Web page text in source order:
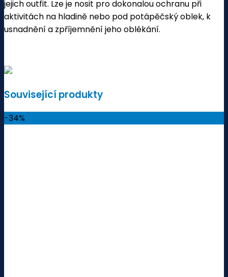
jejich outfit. Lze je nosit pro dokonalou ochranu při
aktivitách na hladině nebo pod potápěčský oblek, k
usnadnění a zpříjemnění jeho oblékání.
Související produkty
-34%